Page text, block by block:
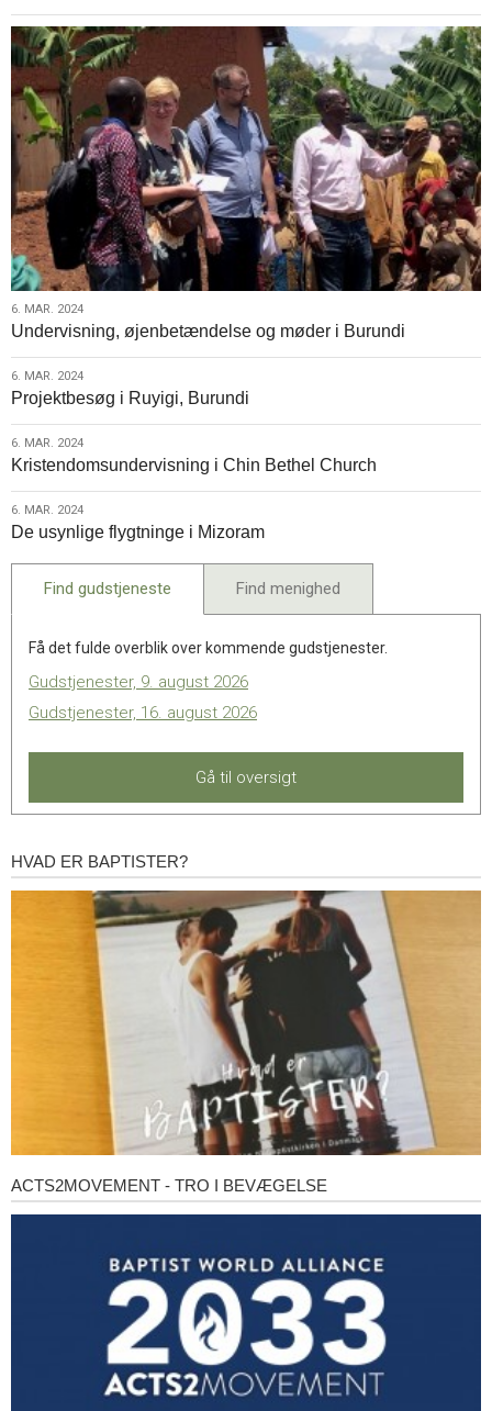
6.
mar.
2024
6. MAR. 2024
Undervisning, øjenbetændelse og møder i Burundi
6.
mar.
2024
6. MAR. 2024
Projektbesøg i Ruyigi, Burundi
6.
mar.
2024
6. MAR. 2024
Kristendomsundervisning i Chin Bethel Church
6.
mar.
2024
6. MAR. 2024
De usynlige flygtninge i Mizoram
Find gudstjeneste Find menighed
Få det fulde overblik over kommende gudstjenester.
Gudstjenester, 9. august 2026
Gudstjenester, 16. august 2026
Gå til oversigt
Hvad
er
HVAD ER BAPTISTER?
Acts2Movement
-
ACTS2MOVEMENT - TRO I BEVÆGELSE